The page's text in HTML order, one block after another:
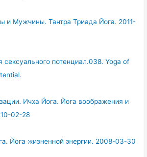
и Мужчины. Тантра Триада Йога. 2011-
сексуального потенциал.038. Yoga of
Ичха Йога. Йога воображения и
02-28
Йога жизненной энергии. 2008-03-30